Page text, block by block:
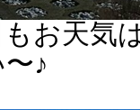
お天気
♪